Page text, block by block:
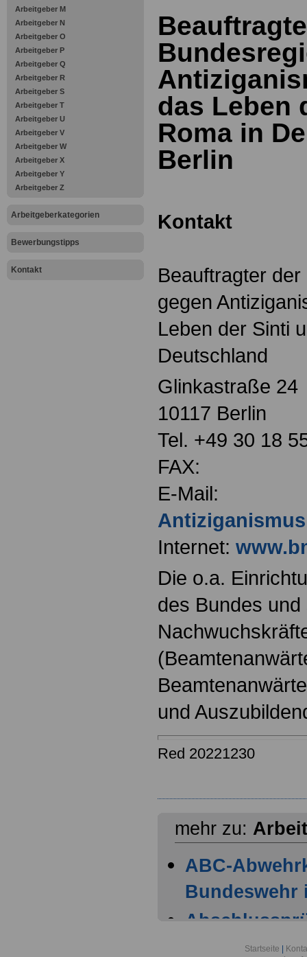
Arbeitgeber M
Arbeitgeber N
Arbeitgeber O
Arbeitgeber P
Arbeitgeber Q
Arbeitgeber R
Arbeitgeber S
Arbeitgeber T
Arbeitgeber U
Arbeitgeber V
Arbeitgeber W
Arbeitgeber X
Arbeitgeber Y
Arbeitgeber Z
Arbeitgeberkategorien
Bewerbungstipps
Kontakt
das Leben
Roma in
Berlin
Kontakt
Beauftragter
gegen
Leben der Sinti
Deutschland
Glinkastraße 24
10117 Berlin
Tel. +49 30 18
FAX:
E-Mail:
Internet:
Die o.a.
des Bundes und
und
Red 20221230
mehr zu:
ABC-
Bundeswehr
Startseite